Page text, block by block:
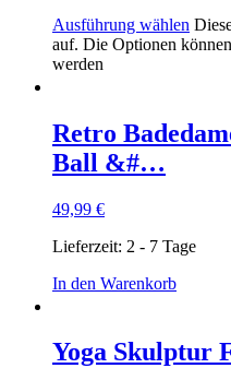
Ausführung wählen
auf. Die Optionen
werden
Retro
Ball &#…
49,99 €
Lieferzeit: 2 - 7 Tage
In den Warenkorb
Yoga Skulptur